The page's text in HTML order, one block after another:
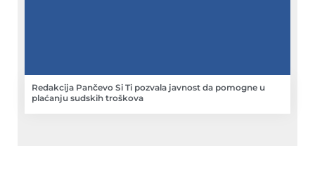
Redakcija Pančevo Si Ti pozvala javnost da pomogne u
plaćanju sudskih troškova